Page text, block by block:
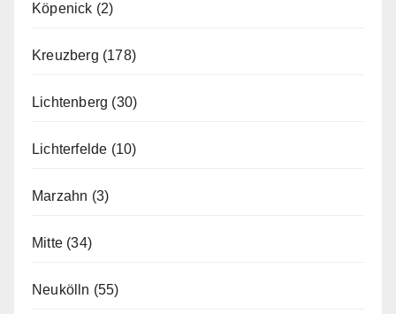
Köpenick (2)
Kreuzberg (178)
Lichtenberg (30)
Lichterfelde (10)
Marzahn (3)
Mitte (34)
Neukölln (55)